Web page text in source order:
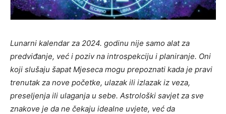
Lunarni kalendar za 2024. godinu nije samo alat za
predviđanje, već i poziv na introspekciju i planiranje. Oni
koji slušaju šapat Mjeseca mogu prepoznati kada je pravi
trenutak za nove početke, ulazak ili izlazak iz veza,
preseljenja ili ulaganja u sebe. Astrološki savjet za sve
znakove je da ne čekaju idealne uvjete, već da